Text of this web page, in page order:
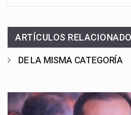
ARTÍCULOS
DE LA MISMA CATEGORÍA